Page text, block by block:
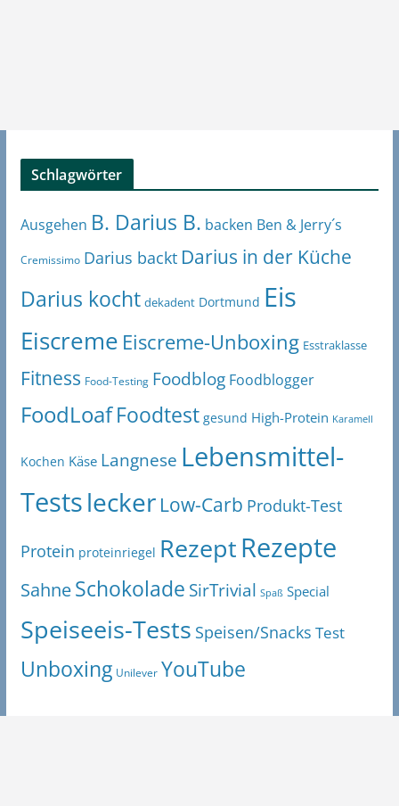
Schlagwörter
Ausgehen B. Darius B. backen Ben & Jerry´s
Cremissimo Darius backt Darius in der Küche
Darius kocht dekadent Dortmund Eis
Eiscreme Eiscreme-Unboxing Esstraklasse
Fitness Food-Testing Foodblog Foodblogger
FoodLoaf Foodtest gesund High-Protein Karamell
Kochen Käse Langnese Lebensmittel-
Testslecker Low-Carb Produkt-Test
Protein proteinriegel RezeptRezepte
SahneSchokolade SirTrivial Spaß Special
Speiseeis-Tests Speisen/Snacks Test
Unboxing Unilever YouTube